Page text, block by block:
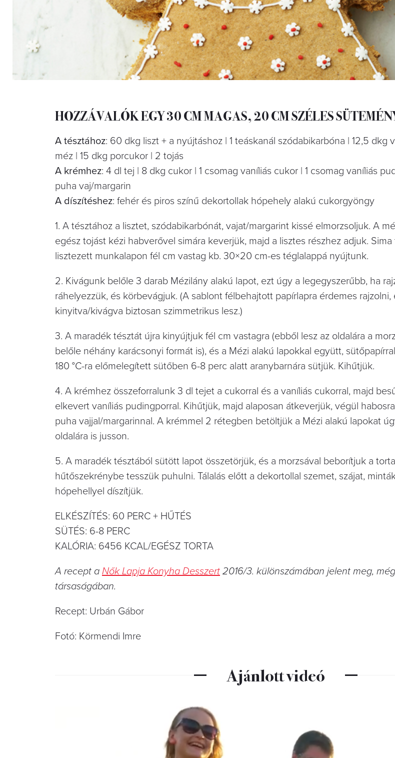
HOZZÁVALÓK EGY 30 CM MAGAS, 20 CM SZÉLES
A tésztához: 60 dkg liszt + a nyújtáshoz | 1 teáskanál szódabikarbóna | 12,5 dkg
méz | 15 dkg porcukor | 2 tojás
A krémhez: 4 dl tej | 8 dkg cukor | 1 csomag vaníliás cukor | 1 csomag vaníliás
puha vaj/margarin
A díszítéshez: fehér és piros színű dekortollak hópehely alakú cukorgyöngy
1. A tésztához a lisztet, szódabikarbónát, vajat/margarint kissé elmorzsoljuk. A
egész tojást kézi habverővel simára keverjük, majd a lisztes részhez adjuk.
lisztezett munkalapon fél cm vastag kb. 30×20 cm-es téglalappá nyújtunk.
2. Kivágunk belőle 3 darab Mézilány alakú lapot, ezt úgy a legegyszerűbb, ha
ráhelyezzük, és körbevágjuk. (A sablont félbehajtott papírlapra érdemes rajzolni,
kinyitva/kivágva biztosan szimmetrikus lesz.)
3. A maradék tésztát újra kinyújtjuk fél cm vastagra (ebből lesz az oldalára a
belőle néhány karácsonyi formát is), és a Mézi alakú lapokkal együtt,
180 °C-ra előmelegített sütőben 6-8 perc alatt aranybarnára sütjük. Kihűtjük.
4. A krémhez összeforralunk 3 dl tejet a cukorral és a vaníliás cukorral, majd
elkevert vaníliás pudingporral. Kihűtjük, majd alaposan átkeverjük, végül
puha vajjal/margarinnal. A krémmel 2 rétegben betöltjük a Mézi alakú lapokat
oldalára is jusson.
5. A maradék tésztából sütött lapot összetörjük, és a morzsával beborítjuk a
hűtőszekrénybe tesszük puhulni. Tálalás előtt a dekortollal szemet, szájat,
hópehellyel díszítjük.
ELKÉSZÍTÉS: 60 PERC + HŰTÉS
SÜTÉS: 6-8 PERC
KALÓRIA: 6456 KCAL/EGÉSZ TORTA
A recept a Nők Lapja Konyha Desszert 2016/3. különszámában jelent meg,
társaságában.
Recept: Urbán Gábor
Fotó: Körmendi Imre
Ajánlott videó